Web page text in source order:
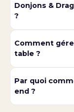
Donjons &
?
Comment
table ?
Par quoi
end ?